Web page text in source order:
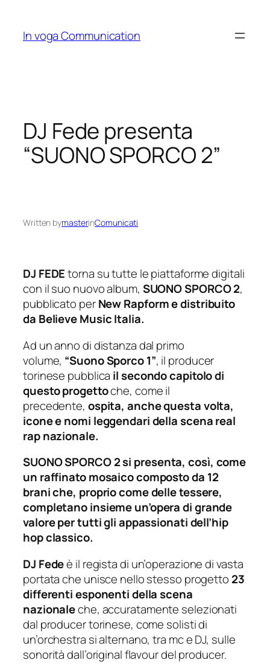
content
In voga Communication
DJ Fede presenta
“SUONO SPORCO 2”
Written bymasterinComunicati
DJ FEDEtorna su tutte le piattaforme digitali
con il suo nuovo album, SUONO SPORCO 2,
pubblicato perNew Rapform e distribuito
da Believe Music Italia.
Ad un anno di distanza dal primo
volume, “Suono Sporco 1”, il producer
torinese pubblica il secondo capitolo di
questo progettoche, come il
precedente, ospita, anche questa volta,
icone e nomi leggendari della scena real
rap nazionale.
SUONO SPORCO 2 si presenta, così, come
un raffinato mosaico composto da 12
brani che, proprio come delle tessere,
completano insieme un’opera di grande
valore per tutti gli appassionati dell’hip
hop classico.
DJ Fedeè il regista di un’operazione di vasta
portata che unisce nello stesso progetto 23
differenti esponenti della scena
nazionaleche, accuratamente selezionati
dal producer torinese, come solisti di
un’orchestra si alternano, tra mc e DJ, sulle
sonorità dall’original flavour del producer.